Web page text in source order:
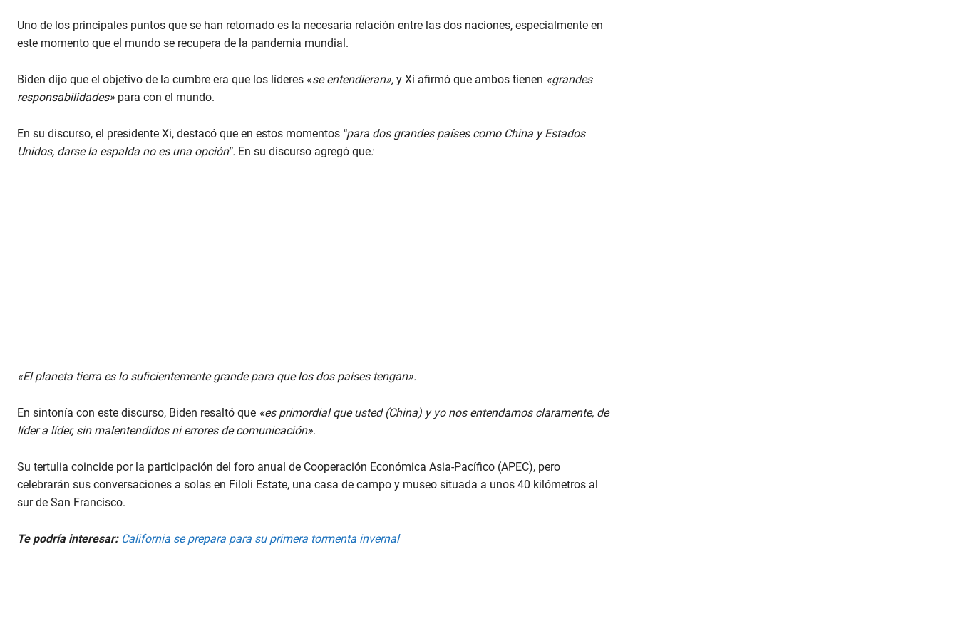
e
9
0
Uno de los principales puntos que se han retomado es la necesaria relación entre las dos naciones, especialmente en
este momento que el mundo se recupera de la pandemia mundial.
Biden dijo que el objetivo de la cumbre era que los líderes «se entendieran», y Xi afirmó que ambos tienen «grandes
responsabilidades» para con el mundo.
En su discurso, el presidente Xi, destacó que en estos momentos “para dos grandes países como China y Estados
Unidos, darse la espalda no es una opción”. En su discurso agregó que:
«El planeta tierra es lo suficientemente grande para que los dos países tengan».
En sintonía con este discurso, Biden resaltó que «es primordial que usted (China) y yo nos entendamos claramente, de
líder a líder, sin malentendidos ni errores de comunicación».
Su tertulia coincide por la participación del foro anual de Cooperación Económica Asia-Pacífico (APEC), pero
celebrarán sus conversaciones a solas en Filoli Estate, una casa de campo y museo situada a unos 40 kilómetros al
sur de San Francisco.
Te podría interesar: California se prepara para su primera tormenta invernal